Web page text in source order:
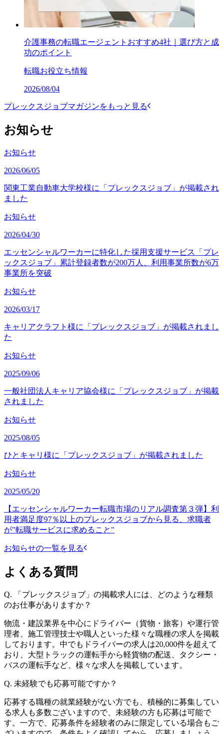
介護事務の転職エージェントおすすめ4社｜選び方と成
功のポイント
転職お役立ち情報
2026/08/04
プレックスジョブマガジンをもっと見る
お知らせ
お知らせ
2026/06/05
関東工業自動車大学校様に「プレックスジョブ」が掲載され
ました
お知らせ
2026/04/30
エッセンシャルワーカーに特化した採用支援サービス「プレ
ックスジョブ」累計登録者数が200万人、利用事業所数が6万
事業所を突破
お知らせ
2026/03/17
キャリアクラフト様に「プレックスジョブ」が掲載されまし
た
お知らせ
2025/09/06
一般社団法人キャリア協会様に「プレックスジョブ」が掲載
されました
お知らせ
2025/08/05
ひとキャリ様に「プレックスジョブ」が掲載されました
お知らせ
2025/05/20
【エッセンシャルワーカー転職市場のリアル調査第３弾】利
用者満足度97％以上のプレックスジョブから見る、求職者
が"転職サービスに求めること"
お知らせの一覧を見る
よくある質問
Q.
「プレックスジョブ」の掲載求人には、どのような種類
のお仕事がありますか？
物流・建設業界を中心にドライバー（貨物・旅客）や運行管
理者、施工管理技士や職人といった様々な職種の求人を掲載
しております。中でもドライバーの求人は20,000件を超えて
おり、大型トラックの運転手から軽貨物の配送、タクシー・
バスの運転手など、様々な求人を掲載しています。
Q. 未経験でも応募可能ですか？
応募する職種の就業経験がない方でも、積極的に募集してい
る求人も多数ございますので、未経験の方も応募は可能で
す。一方で、応募条件を経験者のみに限定している場合もご